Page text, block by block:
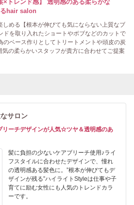
×トレンド感】 透明感のある柔らかな
hair salon
しめる【根本が伸びても気にならない上質なブ
ドを取り入れたショートやボブなどのカットで
のベース作りとしてトリートメントや頭皮の炭
の柔らかいスタッフが貴方に合わせてご提案
サロン
リーチデザインが人気☆ツヤ＆透明感のあ
髪に負担の少ないケアブリーチ使用♪ライ
フスタイルに合わせたデザインで、憧れ
の透明感ある髪色に。”根本が伸びてもデ
ザインが残る”ハイライトStyleは仕事や子
育てに励む女性にも人気のトレンドカラ
ーです。